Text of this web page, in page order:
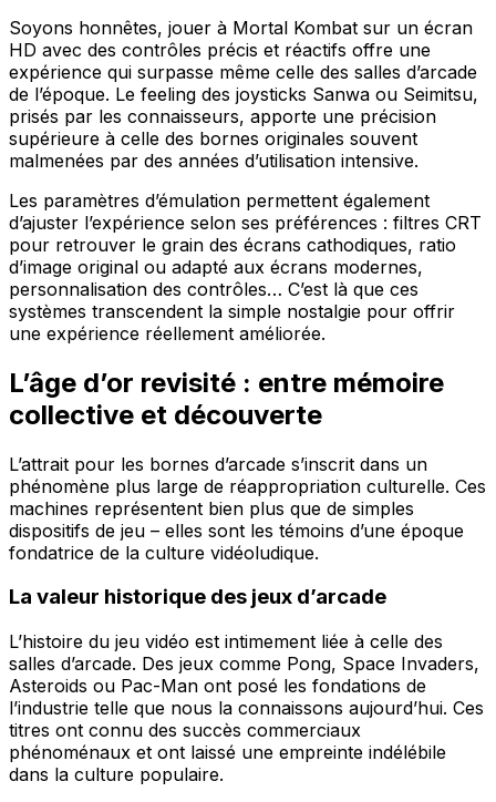
Soyons honnêtes, jouer à Mortal Kombat sur un écran
HD avec des contrôles précis et réactifs offre une
expérience qui surpasse même celle des salles d’arcade
de l’époque. Le feeling des joysticks Sanwa ou Seimitsu,
prisés par les connaisseurs, apporte une précision
supérieure à celle des bornes originales souvent
malmenées par des années d’utilisation intensive.
Les paramètres d’émulation permettent également
d’ajuster l’expérience selon ses préférences : filtres CRT
pour retrouver le grain des écrans cathodiques, ratio
d’image original ou adapté aux écrans modernes,
personnalisation des contrôles… C’est là que ces
systèmes transcendent la simple nostalgie pour offrir
une expérience réellement améliorée.
L’âge d’or revisité : entre mémoire
collective et découverte
L’attrait pour les bornes d’arcade s’inscrit dans un
phénomène plus large de réappropriation culturelle. Ces
machines représentent bien plus que de simples
dispositifs de jeu – elles sont les témoins d’une époque
fondatrice de la culture vidéoludique.
La valeur historique des jeux d’arcade
L’histoire du jeu vidéo est intimement liée à celle des
salles d’arcade. Des jeux comme Pong, Space Invaders,
Asteroids ou Pac-Man ont posé les fondations de
l’industrie telle que nous la connaissons aujourd’hui. Ces
titres ont connu des succès commerciaux
phénoménaux et ont laissé une empreinte indélébile
dans la culture populaire.